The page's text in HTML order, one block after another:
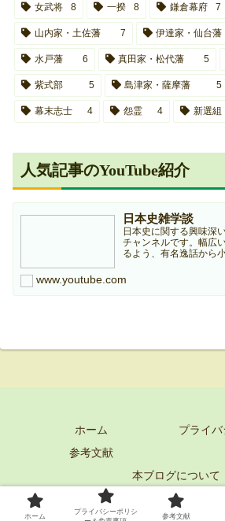
女武将 8 一揆 8 鎌倉幕府 7
山内家・土佐藩 7 伊達家・仙台藩
水戸藩 6 真田家・松代藩 5
紫式部 5 島津家・薩摩藩 5
幕末志士 4 怨霊 4 新選組
人気記事のYouTube紹介
日本史雑学談
日本史に関する興味深
チャンネルです。幅広
るよう、有名逸話から
ンネルは個人ブログ『
に作成していますので...
www.youtube.com
ホーム
プライ
参考文献
本ブログについて
© 2022 日本史雑学庵.
ホーム
プライバシーポリシ
参考文献